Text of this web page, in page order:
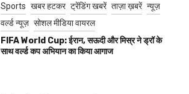
Sports खबर हटकर ट्रेंडिंग खबरें ताज़ा ख़बरें न्यूज़
वर्ल्ड न्यूज़ सोशल मीडिया वायरल
FIFA World Cup: ईरान, सऊदी और मिस्र ने ड्रॉ के
साथ वर्ल्ड कप अभियान का किया आगाज